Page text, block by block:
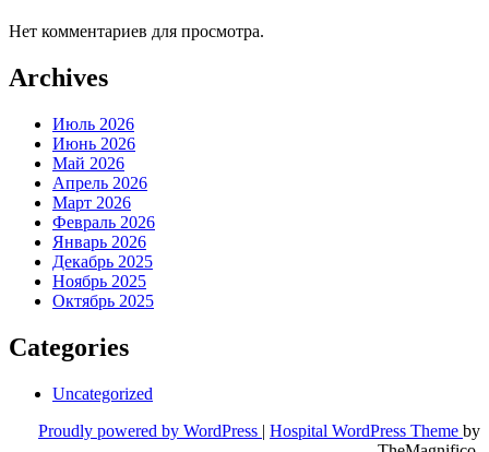
Нет комментариев для просмотра.
Archives
Июль 2026
Июнь 2026
Май 2026
Апрель 2026
Март 2026
Февраль 2026
Январь 2026
Декабрь 2025
Ноябрь 2025
Октябрь 2025
Categories
Uncategorized
Proudly powered by WordPress | Hospital WordPress Theme by